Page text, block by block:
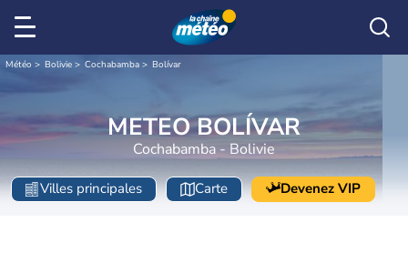
Météo Bolivie Cochabamba Bolívar
METEO BOLÍVAR
Cochabamba - Bolivie
Villes principales Carte Devenez VIP